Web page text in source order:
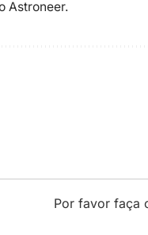
Astroneer.
Por favor faça